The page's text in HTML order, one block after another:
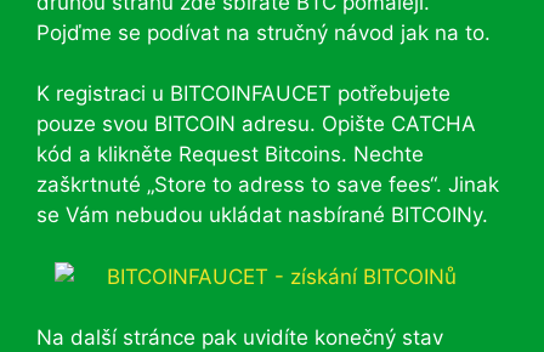
Pojďme se podívat na stručný návod jak na to.
K registraci u BITCOINFAUCET potřebujete
pouze svou BITCOIN adresu. Opište CATCHA
kód a klikněte Request Bitcoins. Nechte
zaškrtnuté „Store to adress to save fees“. Jinak
se Vám nebudou ukládat nasbírané BITCOINy.
Na další stránce pak uvidíte konečný stav